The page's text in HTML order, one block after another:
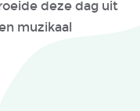
deze dag uit
muzikaal